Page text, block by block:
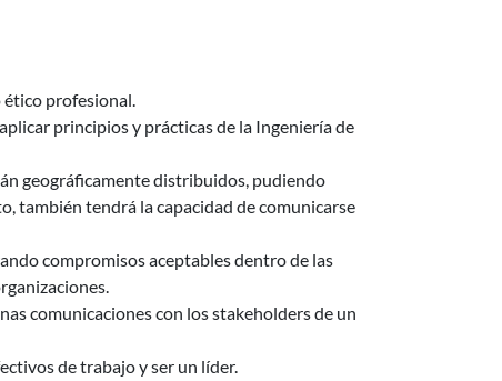
ético profesional.
principios y prácticas de la Ingeniería de
geográficamente distribuidos, pudiendo
también tendrá la capacidad de comunicarse
compromisos aceptables dentro de las
comunicaciones con los stakeholders de un
de trabajo y ser un líder.